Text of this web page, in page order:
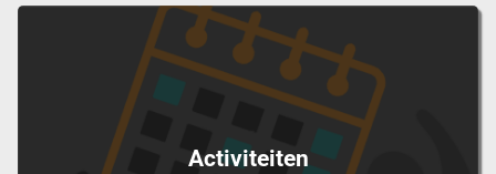
Activiteiten